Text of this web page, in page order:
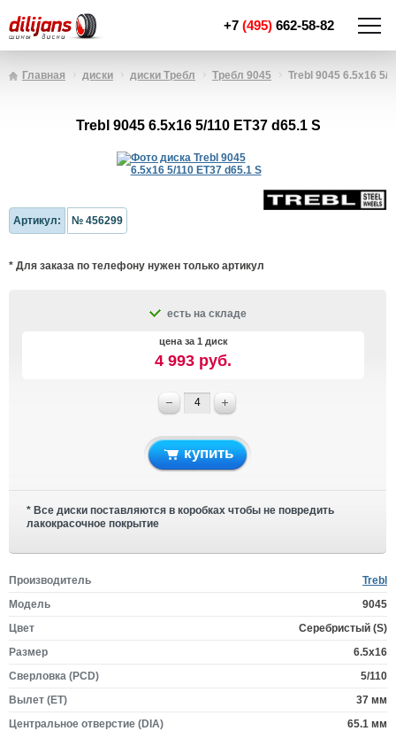
+7 (495) 662-58-82
Главная диски диски Требл Требл 9045 Trebl 9045 6.5x16 5/
Trebl 9045 6.5x16 5/110 ET37 d65.1 S
Артикул: № 456299
* Для заказа по телефону нужен только артикул
есть на складе
цена за 1 диск
4 993 руб.
купить
* Все диски поставляются в коробках чтобы не повредить
лакокрасочное покрытие
Производитель
Trebl
Модель
9045
Цвет
Серебристый (S)
Размер
6.5x16
Сверловка (PCD)
5/110
Вылет (ET)
37 мм
Центральное отверстие (DIA)
65.1 мм